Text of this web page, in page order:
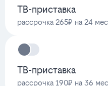
ТВ-приставка
рассрочка 265₽ на 24
ТВ-приставка
рассрочка 190₽ на 36